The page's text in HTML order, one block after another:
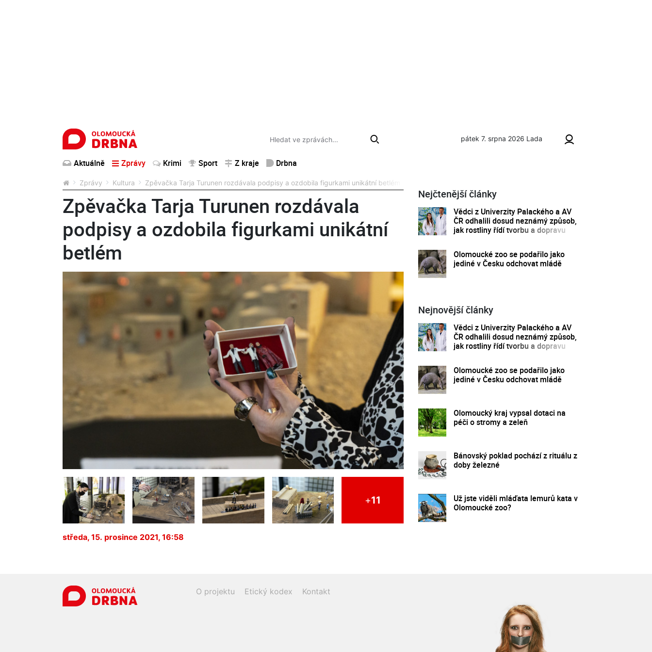
pátek 7. srpna 2026 Lada
Aktuálně Zprávy Krimi Sport Z kraje Drbna
Zprávy Kultura Zpěvačka Tarja Turunen rozdávala podpisy a ozdobila figurkami unikátní betlém
Zpěvačka Tarja Turunen rozdávala
podpisy a ozdobila figurkami unikátní
betlém
+11
středa, 15. prosince 2021, 16:58
Nejčtenější články
Vědci z Univerzity Palackého a AV
ČR odhalili dosud neznámý způsob,
jak rostliny řídí tvorbu a dopravu
Olomoucké zoo se podařilo jako
jediné v Česku odchovat mládě
Nejnovější články
Vědci z Univerzity Palackého a AV
ČR odhalili dosud neznámý způsob,
jak rostliny řídí tvorbu a dopravu
Olomoucké zoo se podařilo jako
jediné v Česku odchovat mládě
Olomoucký kraj vypsal dotaci na
péči o stromy a zeleň
Bánovský poklad pochází z rituálu z
doby železné
Už jste viděli mláďata lemurů kata v
Olomoucké zoo?
O projektu Etický kodex Kontakt